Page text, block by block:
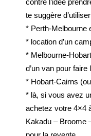
contre l’idée
te suggère
* Perth-Melbourne
* location d’un
* Melbourne-
d’un van pour faire
* Hobart-Cairns
* là, si vous avez
achetez votre 4×4
Kakadu – Broome